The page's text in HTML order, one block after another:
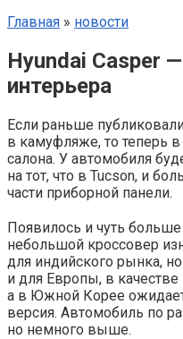
Главная » новости
Hyundai Casper
интерьера
Если раньше
в камуфляже, то теперь
салона. У автомобиля
на тот, что в Tucson, и
части приборной панели.
Появилось и чуть
небольшой кроссовер
для индийского рынка,
и для Европы, в
а в Южной Корее
версия. Автомобиль по
но немного выше.